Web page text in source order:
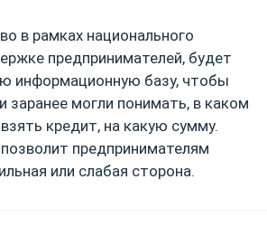
в рамках национального
предпринимателей, будет
информационную базу, чтобы
заранее могли понимать, в каком
кредит, на какую сумму.
предпринимателям
или слабая сторона.